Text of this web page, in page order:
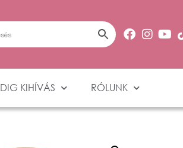
KIHÍVÁS RÓLUNK